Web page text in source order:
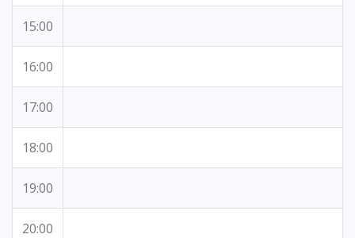
15:00
16:00
17:00
18:00
19:00
20:00